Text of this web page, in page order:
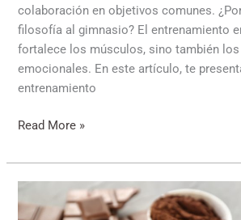
colaboración en objetivos comunes.
filosofía al gimnasio? El entrenamiento
fortalece los músculos, sino también
emocionales. En este artículo, te
entrenamiento
Read More »
superpoderes